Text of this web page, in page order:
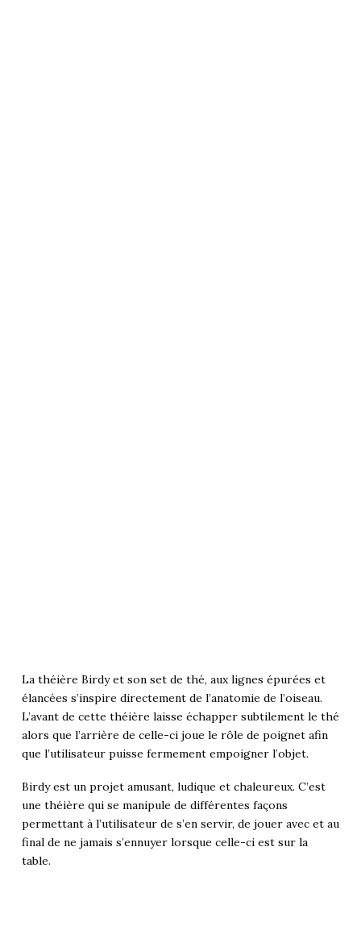
La théière Birdy et son set de thé, aux lignes épurées et
élancées s’inspire directement de l’anatomie de l’oiseau.
L’avant de cette théière laisse échapper subtilement le thé
alors que l’arrière de celle-ci joue le rôle de poignet afin
que l’utilisateur puisse fermement empoigner l’objet.
Birdy est un projet amusant, ludique et chaleureux. C’est
une théière qui se manipule de différentes façons
permettant à l’utilisateur de s’en servir, de jouer avec et au
final de ne jamais s’ennuyer lorsque celle-ci est sur la
table.